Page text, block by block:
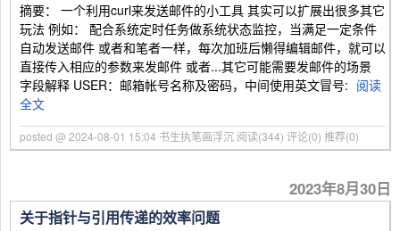
摘要： 一个利用curl来发送邮件的小工具 其实可以扩展出很多其它
玩法 例如： 配合系统定时任务做系统状态监控，当满足一定条件
自动发送邮件 或者和笔者一样，每次加班后懒得编辑邮件，就可以
直接传入相应的参数来发邮件 或者...其它可能需要发邮件的场景
字段解释 USER：邮箱帐号名称及密码，中间使用英文冒号: 阅读
全文
posted @ 2024-08-01 15:04 书生执笔画浮沉 阅读(344) 评论(0) 推荐(0)
2023年8月30日
关于指针与引用传递的效率问题